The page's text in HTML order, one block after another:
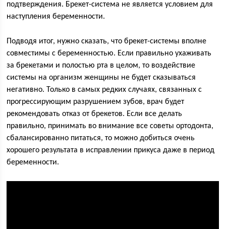
подтверждения. Брекет-система не является условием для
наступления беременности.
Подводя итог, нужно сказать, что брекет-системы вполне
совместимы с беременностью. Если правильно ухаживать
за брекетами и полостью рта в целом, то воздействие
системы на организм женщины не будет сказываться
негативно. Только в самых редких случаях, связанных с
прогрессирующим разрушением зубов, врач будет
рекомендовать отказ от брекетов. Если все делать
правильно, принимать во внимание все советы ортодонта,
сбалансированно питаться, то можно добиться очень
хорошего результата в исправлении прикуса даже в период
беременности.